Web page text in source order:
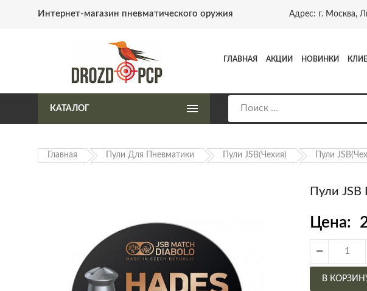
Интернет-магазин пневматического оружия Адрес: г. Москва,
ГЛАВНАЯ АКЦИИ НОВИНКИ
КАТАЛОГ
Главная Пули Для Пневматики Пули JSB(Чехия) Пули
Пули
Цена:
В